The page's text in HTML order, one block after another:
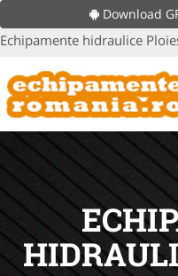
Download
Echipamente hidraulice